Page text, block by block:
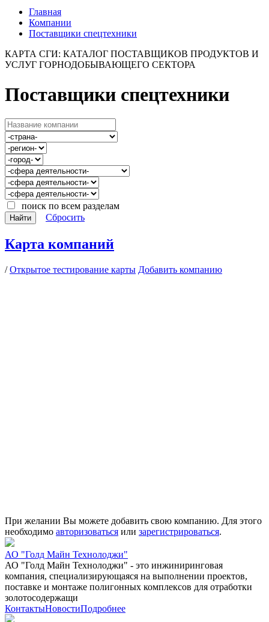
Главная
Компании
Поставщики спецтехники
КАРТА СГИ: КАТАЛОГ ПОСТАВЩИКОВ ПРОДУКТОВ И
УСЛУГ ГОРНОДОБЫВАЮЩЕГО СЕКТОРА
Поставщики спецтехники
поиск по всем разделам
Найти Сбросить
Карта компаний
/Открытое тестирование карты Добавить компанию
При желании Вы можете добавить свою компанию. Для этого
необходимо авторизоваться или зарегистрироваться.
АО "Голд Майн Технолоджи"
АО "Голд Майн Технолоджи" - это инжиниринговая
компания, специализирующаяся на выполнении проектов,
поставке и монтаже полигонных комплексов для отработки
золотосодержащи
КонтактыНовостиПодробнее